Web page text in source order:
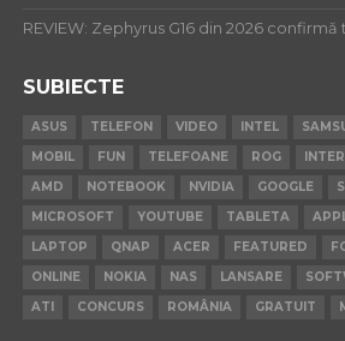
REVIEW: Zephyrus G16 din 2026
SUBIECTE
ASUS TELEFON VIDEO INTEL
MOBIL
FUN TELEFOANE ROG
AMD
NOTEBOOK NVIDIA GOOGLE
MICROSOFT
YOUTUBE TABLETA
LAPTOP
QNAP ACER FEATURED
ONLINE
NOKIA NAS LANSARE
ATI
CONCURS ROMÂNIA GRATUIT